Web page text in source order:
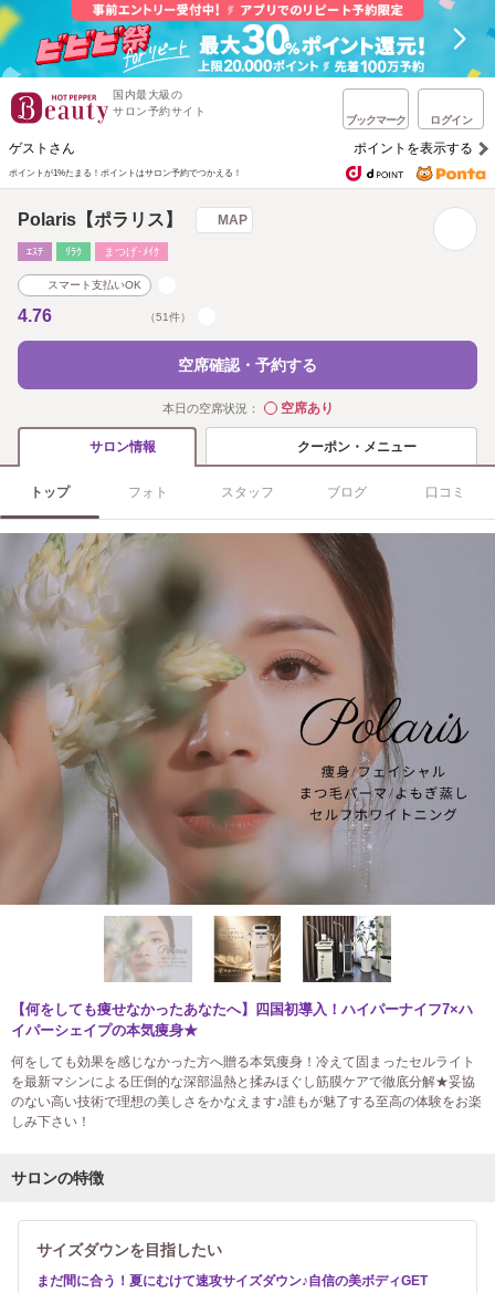
国内最大級の
サロン予約サイト
ブックマーク ログイン
ゲストさん ポイントを表示する
ポイントが1%たまる！ ポイントはサロン予約でつかえる！
Polaris【ポラリス】 MAP
ｴｽﾃ ﾘﾗｸ まつげ･ﾒｲｸ
スマート支払いOK
4.76 （51件）
空席確認・予約する
本日の空席状況： ◯空席あり
サロン情報 クーポン・メニュー
トップ フォト スタッフ ブログ 口コミ
【何をしても痩せなかったあなたへ】四国初導入！ハイパーナイフ7×ハ
イパーシェイプの本気痩身★
何をしても効果を感じなかった方へ贈る本気痩身！冷えて固まったセルライト
を最新マシンによる圧倒的な深部温熱と揉みほぐし筋膜ケアで徹底分解★妥協
のない高い技術で理想の美しさをかなえます♪誰もが魅了する至高の体験をお楽
しみ下さい！
サロンの特徴
サイズダウンを目指したい
まだ間に合う！夏にむけて速攻サイズダウン♪自信の美ボディGET